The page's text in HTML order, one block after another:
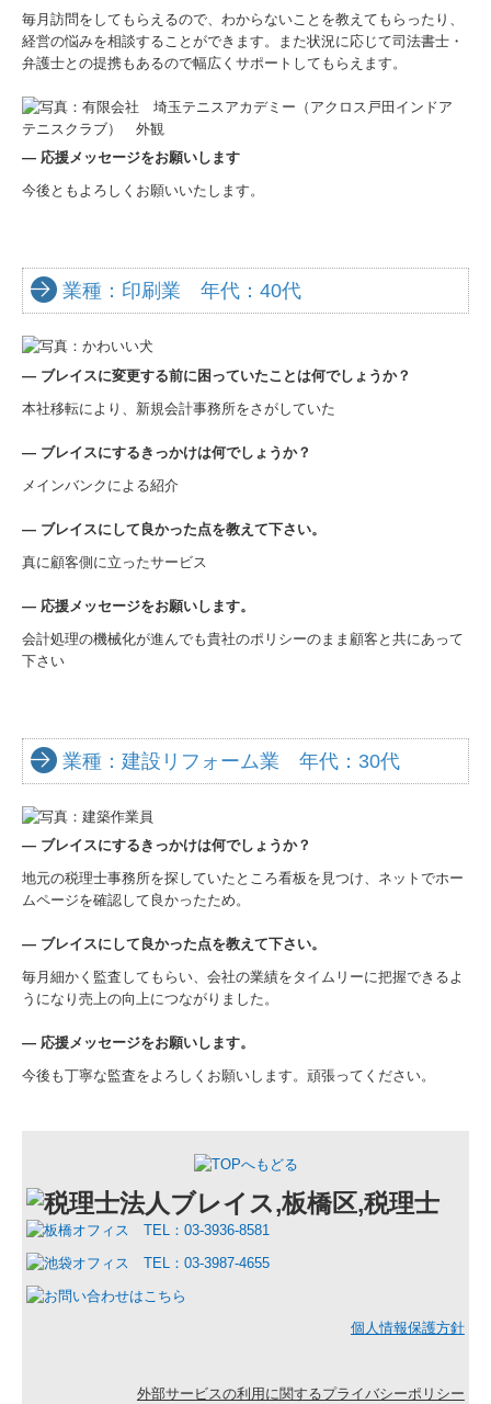
毎月訪問をしてもらえるので、わからないことを教えてもらったり、
経営の悩みを相談することができます。また状況に応じて司法書士・
弁護士との提携もあるので幅広くサポートしてもらえます。
― 応援メッセージをお願いします
今後ともよろしくお願いいたします。
業種：印刷業 年代：40代
― ブレイスに変更する前に困っていたことは何でしょうか？
本社移転により、新規会計事務所をさがしていた
― ブレイスにするきっかけは何でしょうか？
メインバンクによる紹介
― ブレイスにして良かった点を教えて下さい。
真に顧客側に立ったサービス
― 応援メッセージをお願いします。
会計処理の機械化が進んでも貴社のポリシーのまま顧客と共にあって
下さい
業種：建設リフォーム業 年代：30代
― ブレイスにするきっかけは何でしょうか？
地元の税理士事務所を探していたところ看板を見つけ、ネットでホー
ムページを確認して良かったため。
― ブレイスにして良かった点を教えて下さい。
毎月細かく監査してもらい、会社の業績をタイムリーに把握できるよ
うになり売上の向上につながりました。
― 応援メッセージをお願いします。
今後も丁寧な監査をよろしくお願いします。頑張ってください。
個人情報保護方針
外部サービスの利用に関するプライバシーポリシー